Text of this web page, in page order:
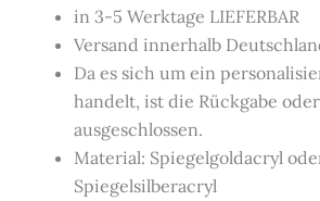
in 3-5 Werktage LIEFERBAR
Versand innerhalb
Da es sich um ein
handelt, ist die Rückgabe
ausgeschlossen.
Material: Spiegelgoldacryl
Spiegelsilberacryl